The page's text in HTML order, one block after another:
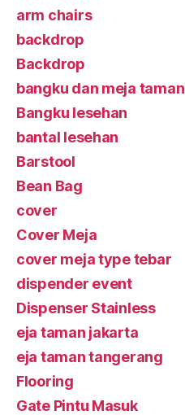
arm chairs
backdrop
Backdrop
bangku dan meja taman
Bangku lesehan
bantal lesehan
Barstool
Bean Bag
cover
Cover Meja
cover meja type tebar
dispender event
Dispenser Stainless
eja taman jakarta
eja taman tangerang
Flooring
Gate Pintu Masuk